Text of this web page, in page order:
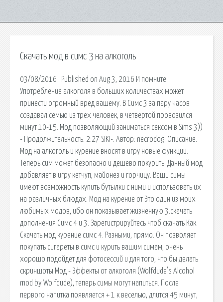
Скачать мод в симс 3 на алкоголь
03/08/2016 · Published on Aug 3, 2016 И помните!
Употребление алкоголя в больших количествах может
принести огромный вред вашему. В Симс 3 за пару часов
создавал семью из трех человек, в четвертой провозился
минут 10-15. Мод позволяющий заниматься сексом в Sims 3))
- Продолжительность: 2:27 SIKI-. Автор: necrodog. Описание.
Мод на алкоголь и курение вносят в игру новые функции.
Теперь сим может безопасно и дешево покурить. Данный мод
добавляет в игру кетчуп, майонез и горчицу. Ваши симы
имеют возможность купить бутылки с ними и использовать их
на различных блюдах. Мод на курение от Это один из моих
любимых модов, ибо он показывает жизненную.3.скачать
дополнения Симс 4 и 3. Зарегистрируйтесь чтоб скачать Как.
Скачать мод курение симс 4. Разными, прямо. Он позволяет
покупать сигареты в симс и курить вашим симам, очень
хорошо подойдет для фотосессий и для того, что бы делать
скриншоты Мод - Эффекты от алкоголя (Wolfdude's Alcohol
mod by Wolfdude), теперь симы могут напиться. После
первого напитка появляется + 1 к веселью, длится 45 минут,